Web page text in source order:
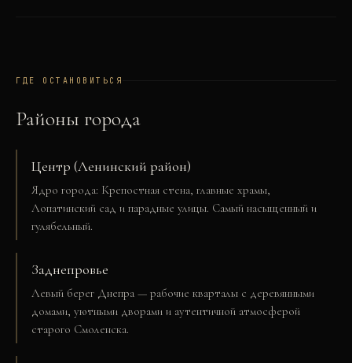
ГДЕ ОСТАНОВИТЬСЯ
Районы города
Центр (Ленинский район)
Ядро города: Крепостная стена, главные храмы,
Лопатинский сад и парадные улицы. Самый насыщенный и
гулябельный.
Заднепровье
Левый берег Днепра — рабочие кварталы с деревянными
домами, уютными дворами и аутентичной атмосферой
старого Смоленска.